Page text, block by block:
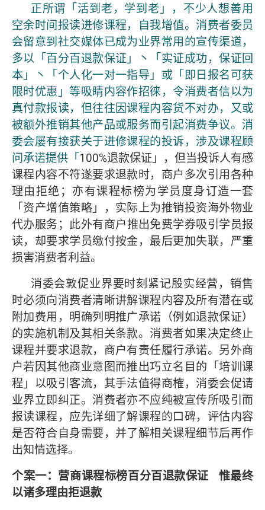
正所谓「活到老，学到老」，不少人想善用
空余时间报读进修课程，自我增值。消费者委员
会留意到社交媒体已成为业界常用的宣传渠道，
多以「百分百退款保证」丶「实证成功，保证回
本」丶「个人化一对一指导」或「即日报名可获
限时优惠」等吸睛内容作招徕，令消费者信以为
真付款报读，但往往因课程内容货不对办，又或
被额外推销其他产品或服务而引起消费争议。消
委会屡有接获关于进修课程的投诉，涉及课程顾
问承诺提供「100%退款保证」，但当投诉人有感
课程内容不符遂要求退款时，商户多次引用各种
理由拒绝；亦有课程标榜为学员度身订造一套
「资产增值策略」，实际上为推销投资海外物业
代办服务；此外有商户推出免费学券吸引学员报
读，却要求学员缴付按金，最后更加失联，严重
损害消费者利益。
消委会敦促业界要时刻紧记殷实经营，销售
时必须向消费者清晰讲解课程内容及所有潜在或
附加费用，明确列明推广承诺（例如退款保证）
的实施机制及其相关条款。消费者如果决定终止
课程并要求退款，商户有责任履行承诺。另外商
户若因其他商业意图而推出巧立名目的「培训课
程」以吸引客流，其手法值得商榷，消委会促请
业界立即纠正。消费者亦不应纯被宣传所吸引而
报读课程，应先详细了解课程的口碑，评估内容
是否符合自身需要，并了解相关课程细节后再作
出知情选择。
个案一：营商课程标榜百分百退款保证
惟最终
以诸多理由拒退款